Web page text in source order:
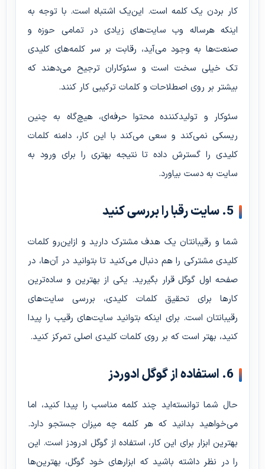
کار بردن یک کلمه است. این‌یک اشتباه است. با توجه به
اینکه هرساله وب سایت‌های زیادی در تمامی حوزه و
صنعت‌ها به وجود می‌آید، رقابت بر سر کلمه‌های کلیدی
تک خیلی سخت است و سئوکاران ترجیح می‌دهند که
بیشتر بر روی اصطلاحات و کلمات ترکیبی کار کنند.
سئوکار و تولیدکننده محتوا حرفه‌ای، هیچ‌گاه به چنین
ریسکی نمی‌کند و سعی می‌کند با این کار، دامنه کلمات
کلیدی را گسترش داده تا نتیجه بهتری را برای ورود به
سایت به دست بیاورد.
5. سایت رقبا را بررسی کنید
شما و رقیبانتان یک هدف مشترک دارید و ازاین‌رو کلمات
کلیدی مشترکی را هم دنبال می‌کنید تا بتوانید در آن‌ها، در
صفحه اول گوگل قرار بگیرید. یکی از بهترین و ساده‌ترین
کارها برای تحقیق کلمات کلیدی، بررسی سایت‌های
رقیبانتان است. برای اینکه بتوانید سایت‌های رقیب را پیدا
کنید، بهتر است که بر روی کلمات کلیدی اصلی تمرکز کنید.
6. استفاده از گوگل ادوردز
حال شما توانسته‌اید چند کلمه مناسب را پیدا کنید، اما
می‌خواهید بدانید که هر کلمه چه میزان جستجو دارد.
بهترین ابزار برای این کار، استفاده از گوگل ادرودز است. این
را در نظر داشته باشید که ابزارهای خود گوگل، بهترین‌ها